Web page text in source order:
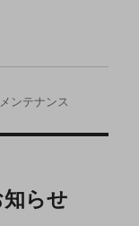
メンテナンス
らせ